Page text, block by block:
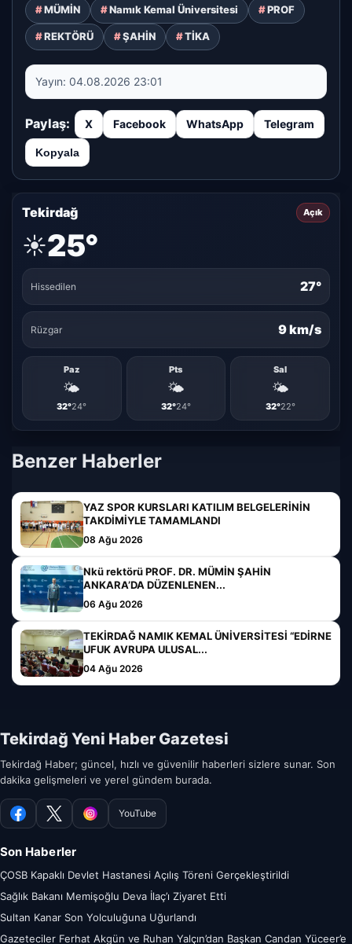
MÜMİN Namık Kemal Üniversitesi PROF
REKTÖRÜ ŞAHİN TİKA
Yayın: 04.08.2026 23:01
Paylaş: X Facebook WhatsApp Telegram
Kopyala
Tekirdağ Açık
☀️25°
Hissedilen 27°
Rüzgar 9 km/s
Paz
🌤️
32°24°
Pts
🌤️
32°24°
Sal
🌤️
32°22°
Benzer Haberler
YAZ SPOR KURSLARI KATILIM BELGELERİNİN
TAKDİMİYLE TAMAMLANDI
08 Ağu 2026
Nkü rektörü PROF. DR. MÜMİN ŞAHİN
ANKARA’DA DÜZENLENEN...
06 Ağu 2026
TEKİRDAĞ NAMIK KEMAL ÜNİVERSİTESİ “EDİRNE
UFUK AVRUPA ULUSAL...
04 Ağu 2026
Tekirdağ Yeni Haber Gazetesi
Tekirdağ Haber; güncel, hızlı ve güvenilir haberleri sizlere sunar. Son
dakika gelişmeleri ve yerel gündem burada.
Facebook
X InstagramYouTube
Son Haberler
ÇOSB Kapaklı Devlet Hastanesi Açılış Töreni Gerçekleştirildi
Sağlık Bakanı Memişoğlu Deva İlaç’ı Ziyaret Etti
Sultan Kanar Son Yolculuğuna Uğurlandı
Gazeteciler Ferhat Akgün ve Ruhan Yalçın’dan Başkan Candan Yüceer’e